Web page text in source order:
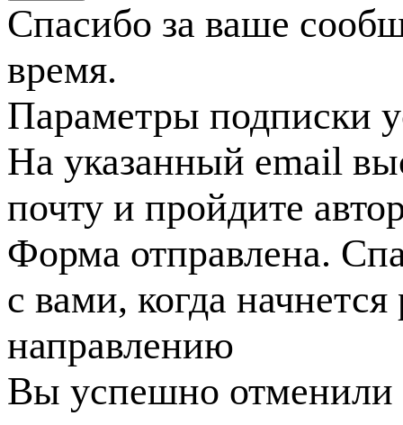
Спасибо за ваше
время.
Параметры подписки
На указанный email
почту и пройдите
Форма отправлена.
с вами, когда
направлению
Вы успешно отменили